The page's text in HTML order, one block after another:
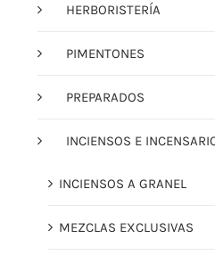
HERBORISTERÍA
PIMENTONES
PREPARADOS
INCIENSOS E
INCIENSOS A GRANEL
MEZCLAS EXCLUSIVAS